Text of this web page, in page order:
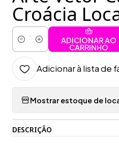
Croácia
Quantidade
ADICIONAR AO
CARRINHO
Adicionar à lista de
Mostrar estoque de
DESCRIÇÃO